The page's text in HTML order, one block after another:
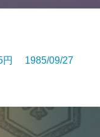
円 1985/09/27